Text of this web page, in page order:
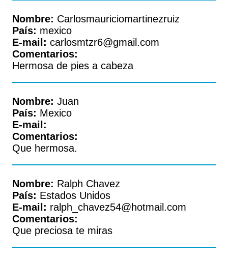
Nombre: Carlosmauriciomartinezruiz
País: mexico
E-mail: carlosmtzr6@gmail.com
Comentarios:
Hermosa de pies a cabeza
Nombre: Juan
País: Mexico
E-mail:
Comentarios:
Que hermosa.
Nombre: Ralph Chavez
País: Estados Unidos
E-mail: ralph_chavez54@hotmail.com
Comentarios:
Que preciosa te miras